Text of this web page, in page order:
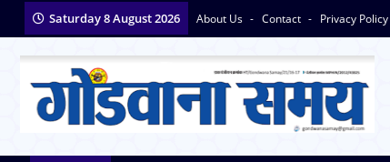
Saturday 8 August 2026 About Us Contact Privacy Policy